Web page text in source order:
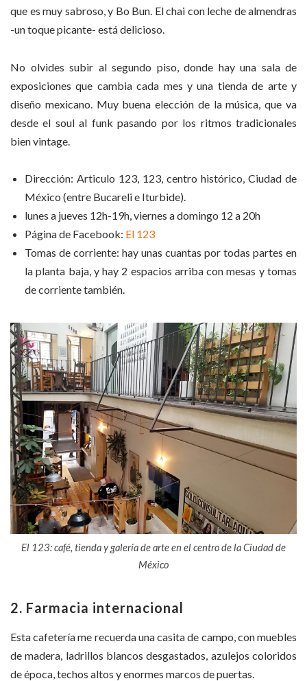
que es muy sabroso, y Bo Bun. El chai con leche de almendras
-un toque picante- está delicioso.
No olvides subir al segundo piso, donde hay una sala de
exposiciones que cambia cada mes y una tienda de arte y
diseño mexicano. Muy buena elección de la música, que va
desde el soul al funk pasando por los ritmos tradicionales
bien vintage.
Dirección: Articulo 123, 123, centro histórico, Ciudad de
México (entre Bucareli e Iturbide).
lunes a jueves 12h-19h, viernes a domingo 12 a 20h
Página de Facebook: El 123
Tomas de corriente: hay unas cuantas por todas partes en
la planta baja, y hay 2 espacios arriba con mesas y tomas
de corriente también.
El 123: café, tienda y galería de arte en el centro de la Ciudad de
México
2. Farmacia internacional
Esta cafetería me recuerda una casita de campo, con muebles
de madera, ladrillos blancos desgastados, azulejos coloridos
de época, techos altos y enormes marcos de puertas.